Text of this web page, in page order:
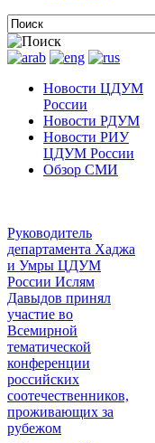
Новости ЦДУМ
России
Новости РДУМ
Новости РИУ
ЦДУМ России
Обзор СМИ
Руководитель
департамента Хаджа
и Умры ЦДУМ
России Ислям
Давыдов принял
участие во
Всемирной
тематической
конференции
российских
соотечественников,
проживающих за
рубежом